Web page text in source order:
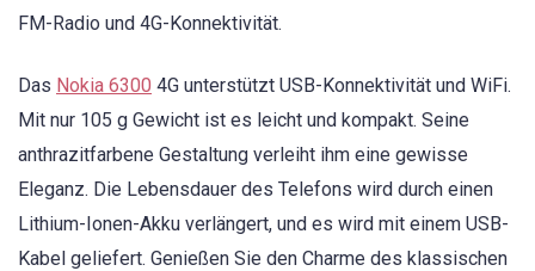
FM-Radio und 4G-Konnektivität.
Das Nokia 6300 4G unterstützt USB-Konnektivität und WiFi.
Mit nur 105 g Gewicht ist es leicht und kompakt. Seine
anthrazitfarbene Gestaltung verleiht ihm eine gewisse
Eleganz. Die Lebensdauer des Telefons wird durch einen
Lithium-Ionen-Akku verlängert, und es wird mit einem USB-
Kabel geliefert. Genießen Sie den Charme des klassischen